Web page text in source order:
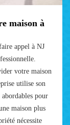
maison à
appel à NJ
votre maison
utilise son
pour
maison plus
nécessite